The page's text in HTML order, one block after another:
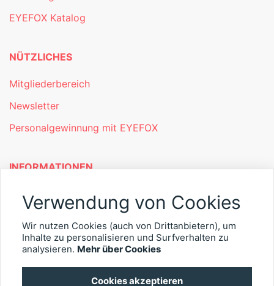
EYEFOX Katalog
NÜTZLICHES
Mitgliederbereich
Newsletter
Personalgewinnung mit EYEFOX
INFORMATIONEN
Was ist EYEFOX – Ihre Möglichkeiten
Kontakt
Verwendung von Cookies
Wir nutzen Cookies (auch von Drittanbietern), um
Inhalte zu personalisieren und Surfverhalten zu
analysieren. Mehr über Cookies
Cookies akzeptieren